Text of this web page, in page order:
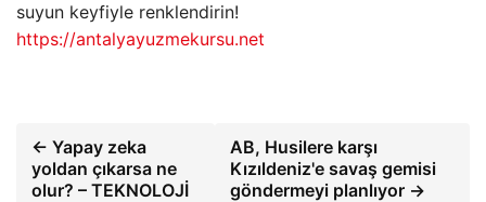
suyun keyfiyle renklendirin!
https://antalyayuzmekursu.net
← Yapay zeka
yoldan çıkarsa ne
olur? – TEKNOLOJİ
AB, Husilere karşı
Kızıldeniz'e savaş gemisi
göndermeyi planlıyor →